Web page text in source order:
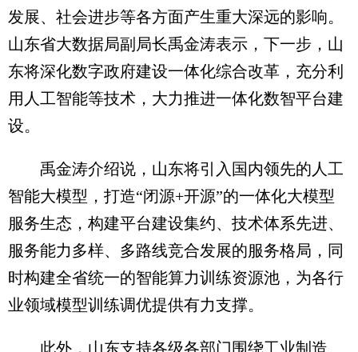
发展、社会进步等各方面产生重大深远的影响。
山东省大数据局副局长禹金涛表示，下一步，山
东将深化数字政府建设一体化综合改革，充分利
用人工智能等技术，大力推进一体化数智平台建
设。
禹金涛介绍说，山东将引入国内领先的人工
智能大模型，打造“闭源+开源”的一体化大模型
服务生态，构建平台建设集约、技术体系先进、
服务能力多样、多路线竞合发展的服务格局，同
时构建全省统一的智能算力训练资源池，为各行
业领域模型训练调优提供有力支撑。
此外，山东支持各级各部门围绕工业制造、